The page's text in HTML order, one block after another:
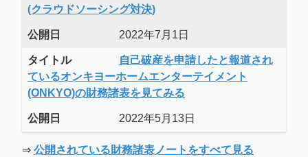
(クラウドソーシング対決)
公開日 2022年7月1日
タイトル
自己破産を申請したと報道され
ているオンキヨーホームエンターテイメント
(ONKYO)の財務諸表を見てみる
公開日 2022年5月13日
⇒ 公開されている財務諸表ノートをすべて見る